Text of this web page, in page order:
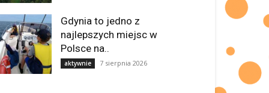
Gdynia to jedno z
najlepszych miejsc w
Polsce na..
aktywnie 7 sierpnia 2026